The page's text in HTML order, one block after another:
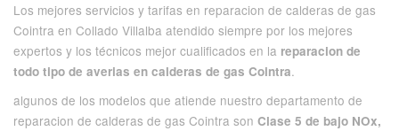
Los mejores servicios y tarifas en reparacion de calderas de gas
Cointra en Collado Villalba atendido siempre por los mejores
expertos y los técnicos mejor cualificados en la reparacion de
todo tipo de averias en calderas de gas Cointra.
algunos de los modelos que atiende nuestro departamento de
reparacion de calderas de gas Cointra son Clase 5 de bajo NOx,